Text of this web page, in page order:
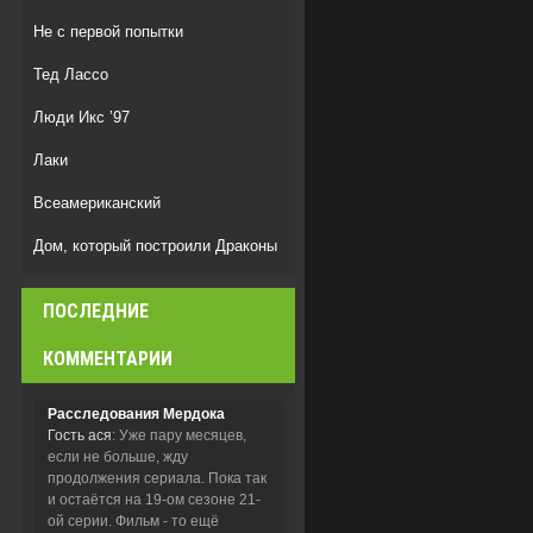
Не с первой попытки
Тед Лассо
Люди Икс ’97
Лаки
Всеамериканский
Дом, который построили Драконы
Дом Дракона
ПОСЛЕДНИЕ
КОММЕНТАРИИ
Расследования Мердока
Гость ася: Уже пару месяцев,
если не больше, жду
продолжения сериала. Пока так
и остаётся на 19-ом сезоне 21-
ой серии. Фильм - то ещё